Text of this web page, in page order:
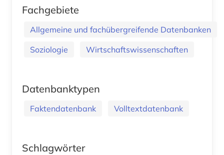
Fachgebiete
Allgemeine und fachübergreifende Datenbanken
Soziologie
Wirtschaftswissenschaften
Datenbanktypen
Faktendatenbank Volltextdatenbank
Schlagwörter